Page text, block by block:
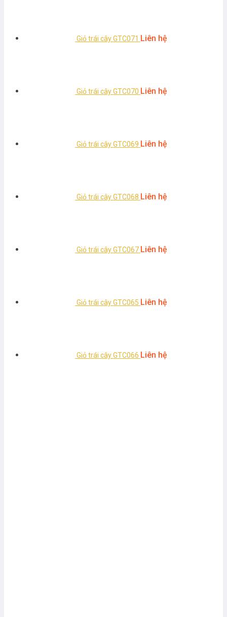
Giỏ trái cây GTC071 Liên hệ
Giỏ trái cây GTC070 Liên hệ
Giỏ trái cây GTC069 Liên hệ
Giỏ trái cây GTC068 Liên hệ
Giỏ trái cây GTC067 Liên hệ
Giỏ trái cây GTC065 Liên hệ
Giỏ trái cây GTC066 Liên hệ